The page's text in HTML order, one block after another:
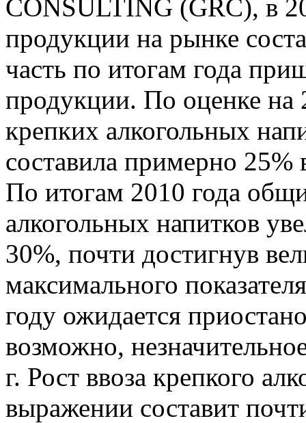
CONSULTING (GRC), в
продукции на рынке
часть по итогам года
продукции. По оценке на
крепких алкогольных
составила примерно
По итогам 2010 года
алкогольных напитков
30%, почти достигнув
максимального
году ожидается
возможно,
г. Рост ввоза крепкого
выражении составит